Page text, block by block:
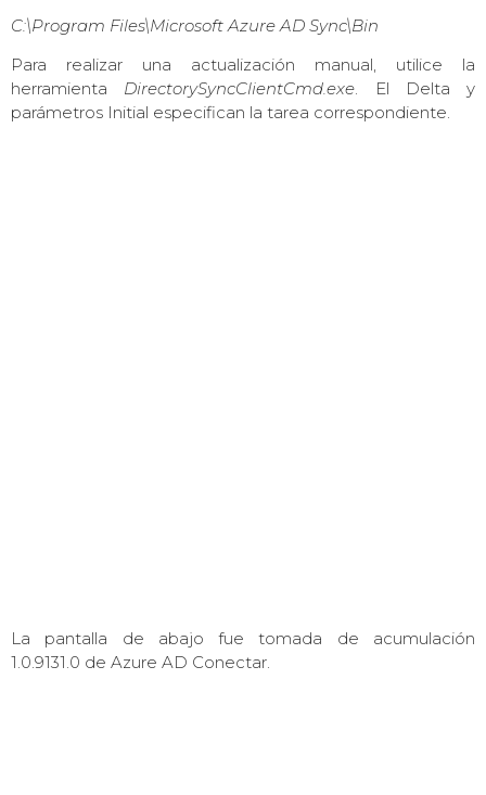
C:\Program Files\Microsoft Azure AD Sync\Bin
Para realizar una actualización manual, utilice la
herramienta DirectorySyncClientCmd.exe. El Delta y
parámetros Initial especifican la tarea correspondiente.
La pantalla de abajo fue tomada de acumulación
1.0.9131.0 de Azure AD Conectar.